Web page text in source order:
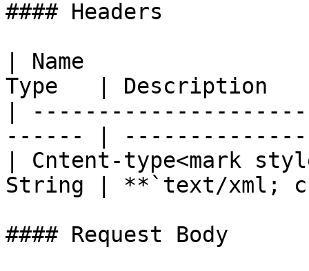
#### Headers
| Name
Type   |
|
------ |
| Cntent-type<mark
String | **`text/xml;
#### Request Body